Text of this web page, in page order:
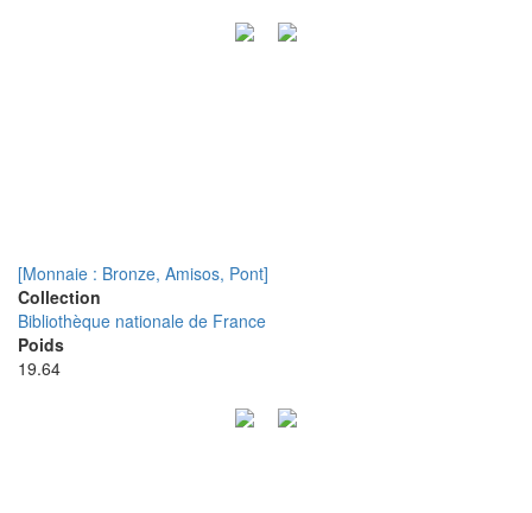
[Monnaie : Bronze, Amisos, Pont]
Collection
Bibliothèque nationale de France
Poids
19.64